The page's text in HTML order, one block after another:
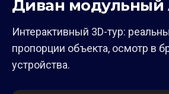
Диван модульный
Интерактивный 3D-тур:
пропорции объекта, осмотр в
устройства.